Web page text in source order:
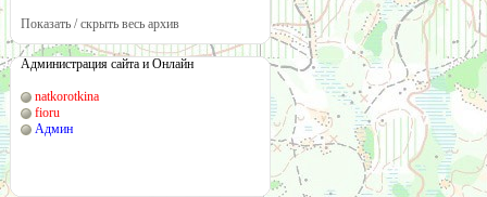
Показать / скрыть весь архив
Администрация сайта и Онлайн
natkorotkina
fioru
Админ